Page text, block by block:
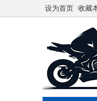
设为首页 收藏